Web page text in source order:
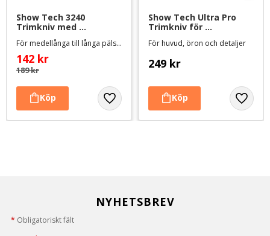
Show Tech 3240
Trimkniv med
trähandtag - grov
För medellånga till långa pälsar, samt mer krävande päls
142 kr
189kr
Show Tech Ultra Pro
Trimkniv för
För huvud, öron och detaljer
249 kr
NYHETSBREV
* Obligatoriskt fält